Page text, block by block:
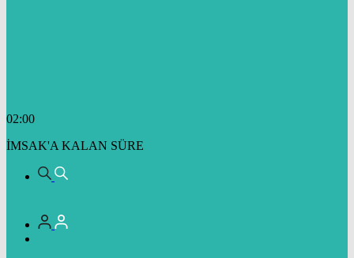
02:00
İMSAK'A KALAN SÜRE